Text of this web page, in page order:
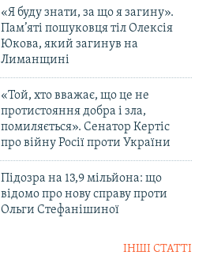
«Я буду знати, за що я загину».
Пам’яті пошуковця тіл Олексія
Юкова, який загинув на
Лиманщині
«Той, хто вважає, що це не
протистояння добра і зла,
помиляється». Сенатор Кертіс
про війну Росії проти України
Підозра на 13,9 мільйона: що
відомо про нову справу проти
Ольги Стефанішиної
ІНШІ СТАТТІ